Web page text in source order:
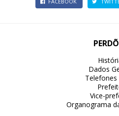
Dados
Telefones
Vice-
Organograma